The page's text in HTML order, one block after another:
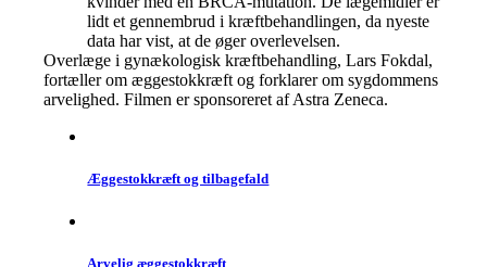
lidt et gennembrud i kræftbehandlingen, da nyeste
data har vist, at de øger overlevelsen.
Overlæge i gynækologisk kræftbehandling, Lars Fokdal,
fortæller om æggestokkræft og forklarer om sygdommens
arvelighed. Filmen er sponsoreret af Astra Zeneca.
Æggestokkræft og tilbagefald
Arvelig æggestok­kræft